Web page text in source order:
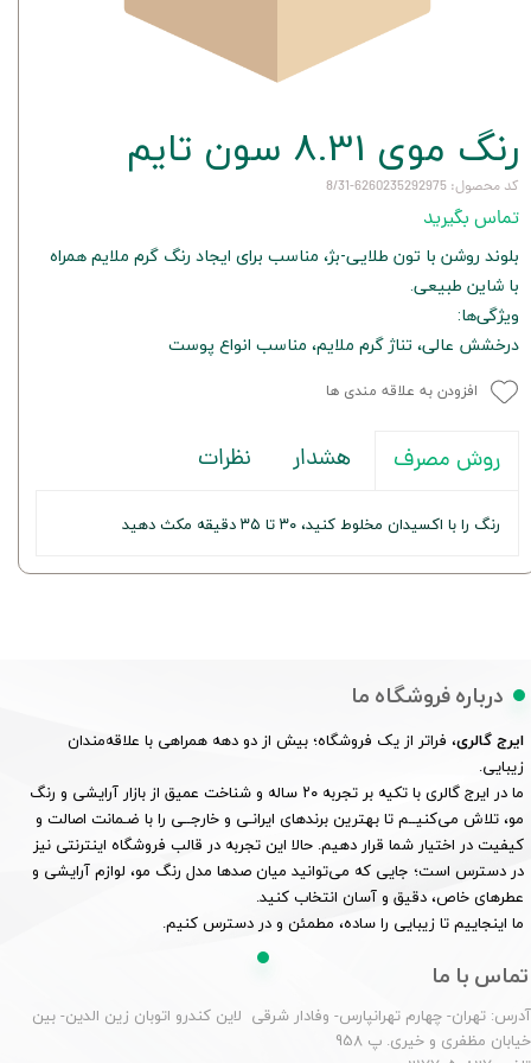
رنگ موی 8.31 سون تایم
کد محصول: 6260235292975-8/31
تماس بگیرید
بلوند روشن با تون طلایی-بژ، مناسب برای ایجاد رنگ گرم ملایم همراه
با شاین طبیعی.
ویژگی‌ها:
درخشش عالی، تناژ گرم ملایم، مناسب انواع پوست
افزودن به علاقه مندی ها
روش مصرف هشدار نظرات
رنگ را با اکسیدان مخلوط کنید، ۳۰ تا ۳۵ دقیقه مکث دهید
درباره فروشگاه ما
ایرج گالری، فراتر از یک فروشگاه؛ بیش از دو دهه همراهی با علاقه‌مندان
زیبایی.
ما در ایرج گالری با تکیه بر تجربه ۲۰ ساله و شناخت عمیق از بازار آرایشی و رنگ
مو، تلاش می‌کنیــم تا بهترین برندهای ایرانـی و خارجــی را با ضـمانت اصالت و
کیفیت در اختیار شما قرار دهیم. حالا این تجربه در قالب فروشگاه اینترنتی نیز
در دسترس است؛ جایی که می‌توانید میان صدها مدل رنگ مو، لوازم آرایشی و
عطرهای خاص، دقیق و آسان انتخاب کنید.
ما اینجاییم تا زیبایی را ساده، مطمئن و در دسترس کنیم.
تماس با ما
آدرس: تهران- چهارم تهرانپارس- وفادار شرقی لاین کندرو اتوبان زین الدین- بین
خیابان مظفری و خیری. پ 958